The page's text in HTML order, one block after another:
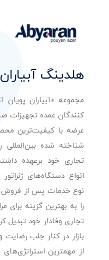
هلدینگ
مجموعه «آبیاران پویان
کنندگان عمده تجهیزات
عرضه با کیفیت‌ترین
تجاری خود برعهده
انواع دستگاه‌های
نوع خدمات پس از فروش و
را به بهترین گزینه برای
تجاری وفادار خود تبدیل
بازار در کنار جلب
از مهمترین استراتژی‌های